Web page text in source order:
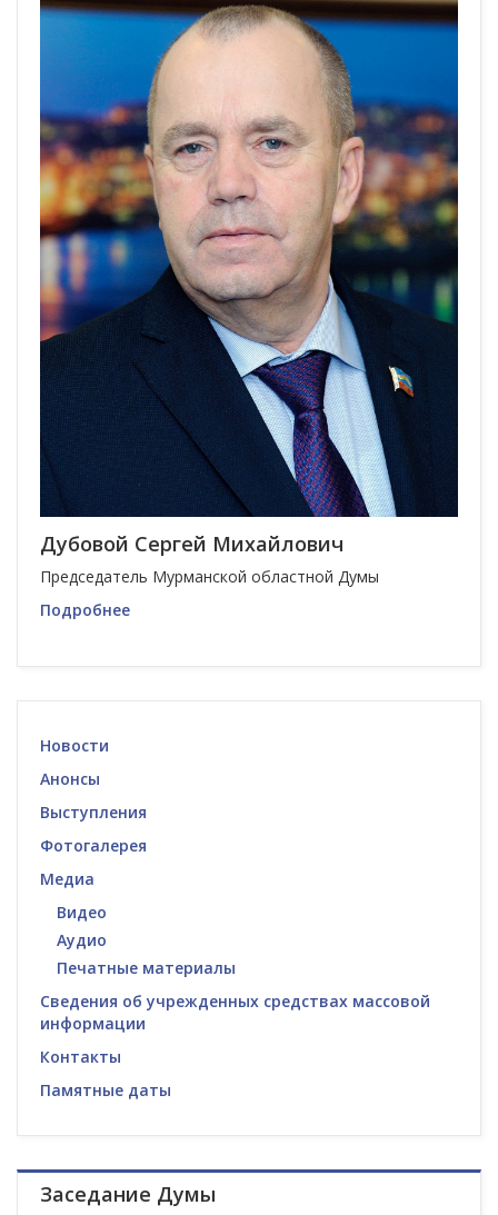
Дубовой Сергей Михайлович
Председатель Мурманской областной Думы
Подробнее
Новости
Анонсы
Выступления
Фотогалерея
Медиа
Видео
Аудио
Печатные материалы
Сведения об учрежденных средствах массовой
информации
Контакты
Памятные даты
Заседание Думы